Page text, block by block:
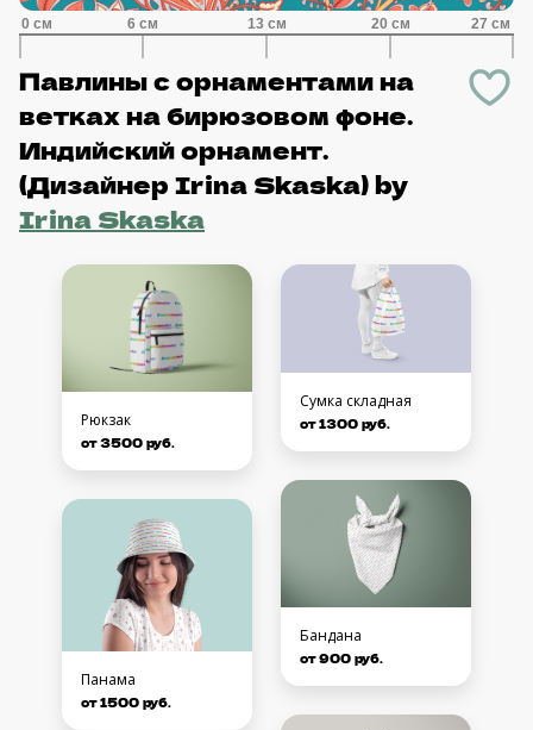
Павлины с орнаментами на
ветках на бирюзовом фоне.
Индийский орнамент.
(Дизайнер Irina Skaska)by
Irina Skaska
Рюкзак
от 3500 руб.
Панама
от 1500 руб.
Сумка складная
от 1300 руб.
Бандана
от 900 руб.